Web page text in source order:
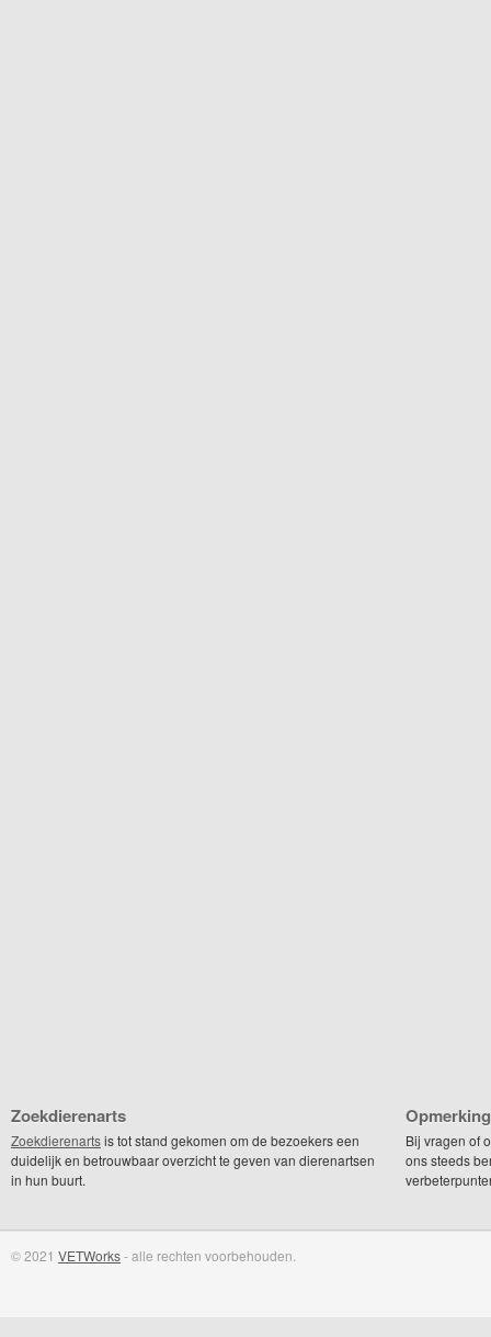
Zoekdierenarts
Zoekdierenartsis tot stand gekomen om de bezoekers een
duidelijk en betrouwbaar overzicht te geven van dierenartsen
in hun buurt.
Bij vragen of
ons steeds
© 2021 VETWorks- alle rechten voorbehouden.